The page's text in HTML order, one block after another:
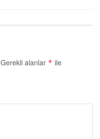
Gerekli alanlar * ile